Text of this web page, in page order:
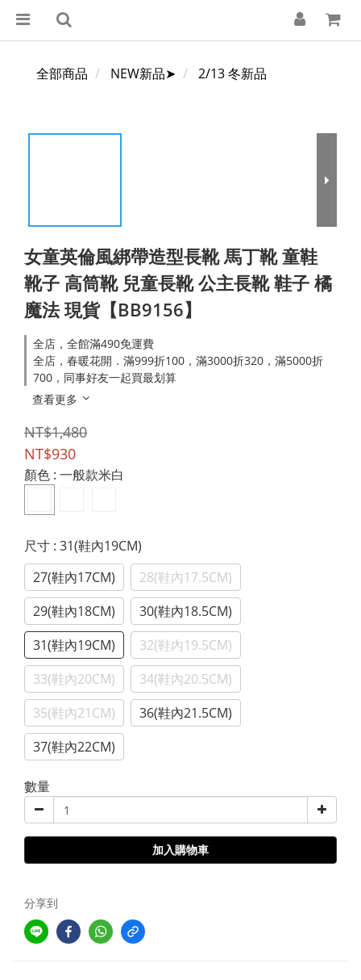
全部商品 NEW新品➤ 2/13 冬新品
女童英倫風綁帶造型長靴 馬丁靴 童鞋
靴子 高筒靴 兒童長靴 公主長靴 鞋子 橘
魔法 現貨【BB9156】
全店，全館滿490免運費
全店，春暖花開．滿999折100，滿3000折320，滿5000折
700，同事好友一起買最划算
查看更多
NT$1,480
NT$930
顏色 : 一般款米白
尺寸 : 31(鞋內19CM)
27(鞋內17CM)
28(鞋內17.5CM)
29(鞋內18CM)
30(鞋內18.5CM)
31(鞋內19CM)
32(鞋內19.5CM)
33(鞋內20CM)
34(鞋內20.5CM)
35(鞋內21CM)
36(鞋內21.5CM)
37(鞋內22CM)
數量
加入購物車
分享到